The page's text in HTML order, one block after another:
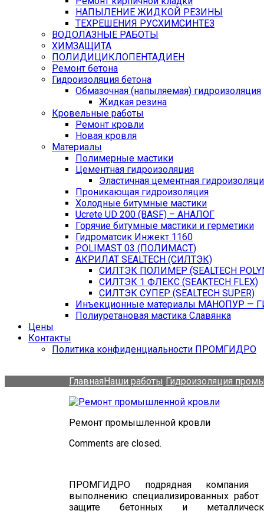
НАПЫЛЕНИЕ ЖИДКОЙ РЕЗИНЫ
ТЕХРЕШЕНИЯ РУСХИМСИНТЕЗ
ВОДОЛАЗНЫЕ РАБОТЫ
ХИМЗАЩИТА
ПОЛИДИЦИКЛОПЕНТАДИЕН
Ремонт бетона
Гидроизоляция бетона
Обмазочная (напыляемая) гидроизоляция
Жидкая резина
Кровельные работы
Ремонт кровли
Новая кровля
Материалы
Полимерные мастики
Цементная гидроизоляция
Эластичная цементная
Проникающая гидроизоляция
Холодные битумные мастики
Ucrete UD 200 (BASF) – АНАЛОГ
Горячие битумные мастики и герметики
Гидроматсик Инжект 1160
POLIMAST 03 (ПОЛИМАСТ)
АКРИЛАТ SEALTECH (СИЛТЭК)
СИЛТЭК ПОЛИМЕР (SEALTECH
СИЛТЭК 1 ФЛЕКС (SEAKTECH FLEX)
СИЛТЭК СУПЕР (SEALTECH SUPER)
Инъекционные материалы МАНОПУР —
Полиуретановая мастика Славянка
Цены
Контакты
Политика конфиденциальности ПРОМГИДРО
ГлавнаяНаши работы Гидроизоляция
Ремонт промышленной кровли
Comments are closed.
ПРОМГИДРО подрядная компания
выполнению специализированных работ
защите бетонных и